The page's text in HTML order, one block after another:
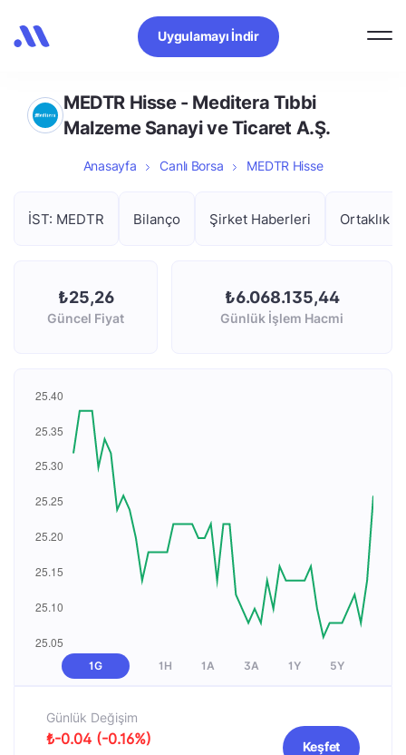
Uygulamayı İndir
MEDTR Hisse - Meditera Tıbbi
Malzeme Sanayi ve Ticaret A.Ş.
Anasayfa Canlı Borsa MEDTR Hisse
İST: MEDTR Bilanço Şirket Haberleri Ortaklık
₺25,26
Güncel Fiyat
₺6.068.135,44
Günlük İşlem Hacmi
1G 1H 1A 3A 1Y 5Y
Günlük Değişim
₺-0.04 (-0.16%) Keşfet